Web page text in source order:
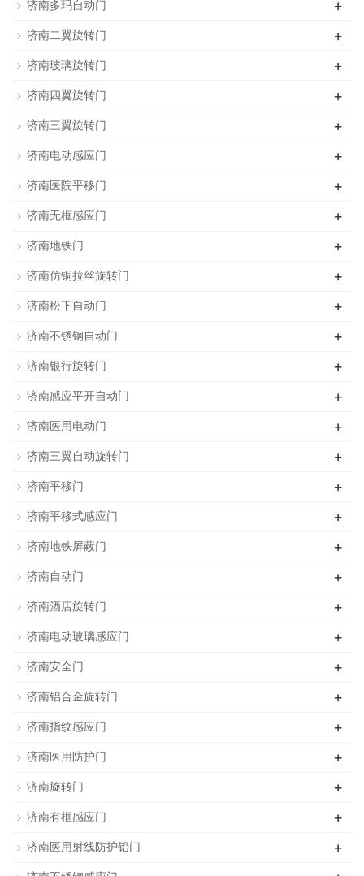
济南多玛自动门 +
济南二翼旋转门 +
济南玻璃旋转门 +
济南四翼旋转门 +
济南三翼旋转门 +
济南电动感应门 +
济南医院平移门 +
济南无框感应门 +
济南地铁门 +
济南仿铜拉丝旋转门 +
济南松下自动门 +
济南不锈钢自动门 +
济南银行旋转门 +
济南感应平开自动门 +
济南医用电动门 +
济南三翼自动旋转门 +
济南平移门 +
济南平移式感应门 +
济南地铁屏蔽门 +
济南自动门 +
济南酒店旋转门 +
济南电动玻璃感应门 +
济南安全门 +
济南铝合金旋转门 +
济南指纹感应门 +
济南医用防护门 +
济南旋转门 +
济南有框感应门 +
济南医用射线防护铅门 +